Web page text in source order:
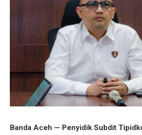
Banda Aceh — Penyidik Subdit